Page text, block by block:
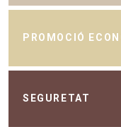
PROMOCIÓ
SEGURETAT